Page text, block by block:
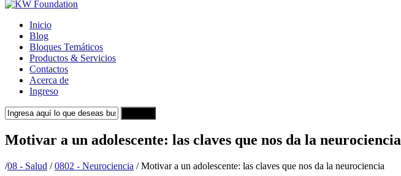
Inicio
Blog
Bloques Temáticos
Productos & Servicios
Contactos
Acerca de
Ingreso
Motivar a un adolescente: las claves que nos da la neurociencia
/08 - Salud / 0802 - Neurociencia /Motivar a un adolescente: las claves que nos da la neurociencia